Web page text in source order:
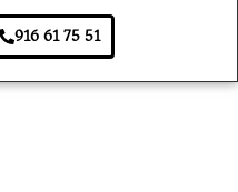
916 61 75 51